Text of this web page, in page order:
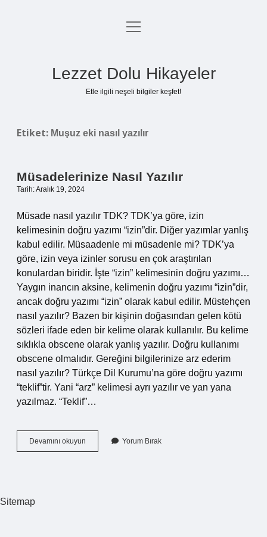
Anasayfa
menüyü
Lezzet Dolu Hikayeler
Etle ilgili neşeli bilgiler keşfet!
Etiket: Muşuz eki nasıl yazılır
Müsadelerinize Nasıl Yazılır
Tarih: Aralık 19, 2024
Müsade nasıl yazılır TDK? TDK’ya göre, izin
kelimesinin doğru yazımı “izin”dir. Diğer yazımlar yanlış
kabul edilir. Müsaadenle mi müsadenle mi? TDK’ya
göre, izin veya izinler sorusu en çok araştırılan
konulardan biridir. İşte “izin” kelimesinin doğru yazımı…
Yaygın inancın aksine, kelimenin doğru yazımı “izin”dir,
ancak doğru yazımı “izin” olarak kabul edilir. Müstehçen
nasıl yazılır? Bazen bir kişinin doğasından gelen kötü
sözleri ifade eden bir kelime olarak kullanılır. Bu kelime
sıklıkla obscene olarak yanlış yazılır. Doğru kullanımı
obscene olmalıdır. Gereğini bilgilerinize arz ederim
nasıl yazılır? Türkçe Dil Kurumu’na göre doğru yazımı
“teklif”tir. Yani “arz” kelimesi ayrı yazılır ve yan yana
yazılmaz. “Teklif”…
Devamını okuyun Müsadelerinize
Nasıl
Yorum Bırak
Sitemap